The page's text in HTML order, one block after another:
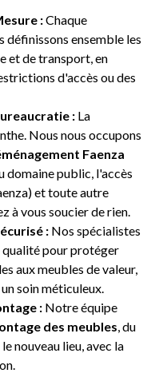
:Chaque
définissons ensemble les
et de transport, en
d'accès ou des
: La
Nous nous occupons
Faenza
domaine public, l'accès
et toute autre
à vous soucier de rien.
: Nos spécialistes
qualité pour protéger
aux meubles de valeur,
soin méticuleux.
: Notre équipe
des meubles, du
nouveau lieu, avec la